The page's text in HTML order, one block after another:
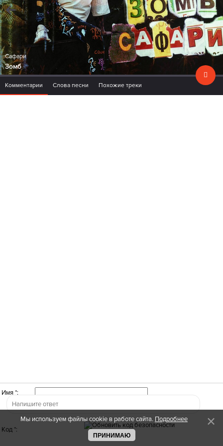
Сафари
Зомб
Комментарии Слова песни Похожие треки
Имя *:
Код *:
Мы используем файлы cookie в работе сайта. Подробнее
ПРИНИМАЮ